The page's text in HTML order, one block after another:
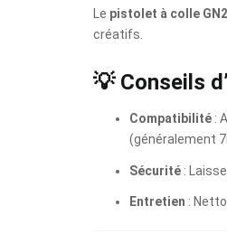
Le pistolet à colle
créatifs.
💡 Conseils
Compatibilité :
(généralement
Sécurité :
Entretien :